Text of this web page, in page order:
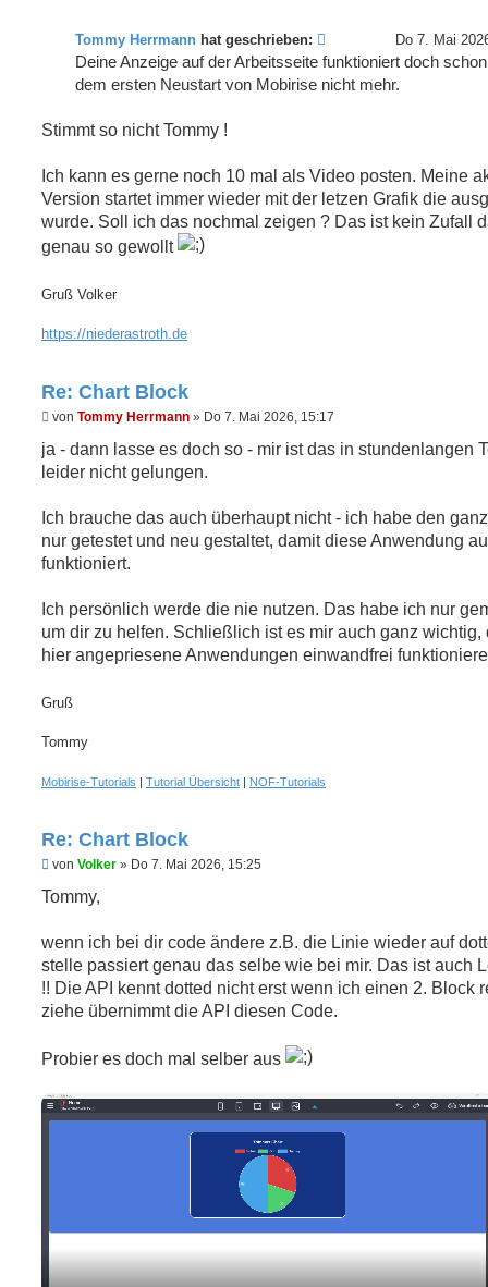
e
r
i
t
a
g
Tommy Herrmann hat geschrieben: Do 7. Mai
Deine Anzeige auf der Arbeitsseite funktioniert doch
dem ersten Neustart von Mobirise nicht mehr.
Stimmt so nicht Tommy !
Ich kann es gerne noch 10 mal als Video posten. Meine
Version startet immer wieder mit der letzen Grafik die
wurde. Soll ich das nochmal zeigen ? Das ist kein Zufall
genau so gewollt
Gruß Volker
https://niederastroth.de
Re: Chart Block
U
g
l
e
n
r
i
t
a
von Tommy Herrmann » Do 7. Mai 2026, 15:17
ja - dann lasse es doch so - mir ist das in stundenlangen
leider nicht gelungen.
Ich brauche das auch überhaupt nicht - ich habe den
nur getestet und neu gestaltet, damit diese Anwendung
funktioniert.
Ich persönlich werde die nie nutzen. Das habe ich nur
um dir zu helfen. Schließlich ist es mir auch ganz wichtig,
hier angepriesene Anwendungen einwandfrei
Gruß
Tommy
Mobirise-Tutorials | Tutorial Übersicht | NOF-Tutorials
Re: Chart Block
U
g
e
e
n
e
r
i
r
a
g
von Volker » Do 7. Mai 2026, 15:25
Tommy,
wenn ich bei dir code ändere z.B. die Linie wieder auf
stelle passiert genau das selbe wie bei mir. Das ist auch
!! Die API kennt dotted nicht erst wenn ich einen 2. Block
ziehe übernimmt die API diesen Code.
Probier es doch mal selber aus